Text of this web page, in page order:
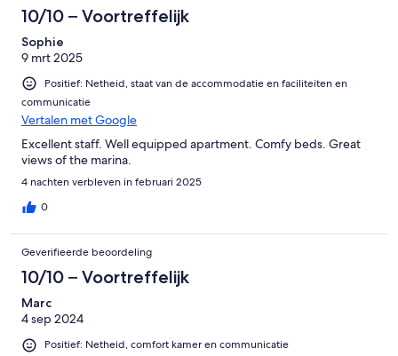
10/10 – Voortreffelijk
Sophie
9 mrt 2025
Positief: Netheid, staat van de accommodatie en faciliteiten en
communicatie
Vertalen met Google
Excellent staff. Well equipped apartment. Comfy beds. Great
views of the marina.
4 nachten verbleven in februari 2025
0
Geverifieerde beoordeling
10/10 – Voortreffelijk
Marc
4 sep 2024
Positief: Netheid, comfort kamer en communicatie